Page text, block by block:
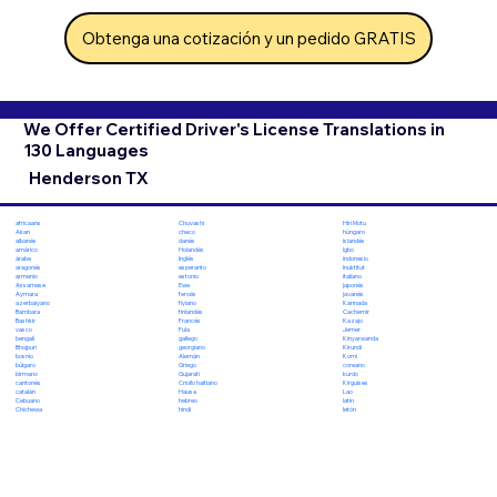
Obtenga una cotización y un pedido GRATIS
We Offer Certified Driver's License Translations in
130 Languages
Henderson TX
africaans
Akan
albanés
amárico
árabe
aragonés
armenio
Assamese
Aymara
azerbaiyano
Bambara
Bashkir
vasco
bengalí
Bhojpuri
bosnio
búlgaro
birmano
cantonés
catalán
Cebuano
Chichewa
Chuvashi
checo
danés
Holandés
Inglés
esperanto
estonio
Ewe
feroés
fiyiano
finlandés
Francés
Fula
gallego
georgiano
Alemán
Griego
Gujarati
Criollo haitiano
Hausa
hebreo
hindi
Hiri Motu
húngaro
islandés
Igbo
indonesio
Inuktitut
italiano
japonés
javanés
Kannada
Cachemir
Kazajo
Jemer
Kinyarwanda
Kirundi
Komi
coreano
kurdo
Kirguises
Lao
latín
letón